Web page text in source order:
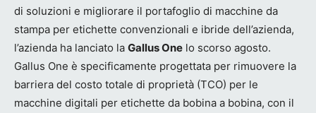
di soluzioni e migliorare il portafoglio di macchine da
stampa per etichette convenzionali e ibride dell’azienda,
l’azienda ha lanciato la Gallus One lo scorso agosto.
Gallus One è specificamente progettata per rimuovere la
barriera del costo totale di proprietà (TCO) per le
macchine digitali per etichette da bobina a bobina, con il